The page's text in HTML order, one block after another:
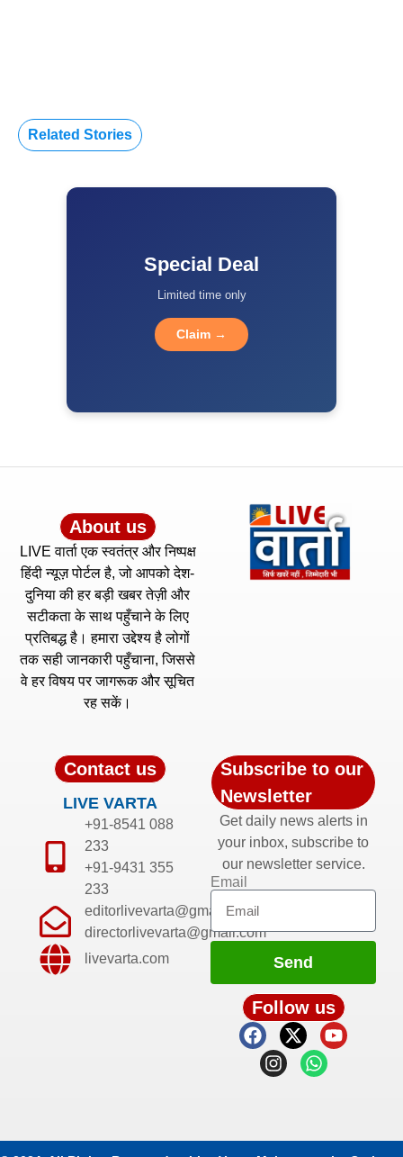
Related Stories
Special Deal
Limited time only
Claim →
About us
LIVE वार्ता एक स्वतंत्र और निष्पक्ष
हिंदी न्यूज़ पोर्टल है, जो आपको देश-
दुनिया की हर बड़ी खबर तेज़ी और
सटीकता के साथ पहुँचाने के लिए
प्रतिबद्ध है। हमारा उद्देश्य है लोगों
तक सही जानकारी पहुँचाना, जिससे
वे हर विषय पर जागरूक और सूचित
रह सकें।
Contact us
LIVE VARTA
+91-8541 088
233
+91-9431 355
233
editorlivevarta@gmail.com
directorlivevarta@gmail.com
livevarta.com
Subscribe to our
Newsletter
Get daily news alerts in
your inbox, subscribe to
our newsletter service.
Email
Send
Follow us